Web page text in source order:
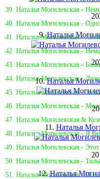
39. Наталья Могилевская -
40. Наталья Могилевская -
41. Наталья Могилевская -
42. Наталья Могилевская -
43. Наталья Могилевская -
44. Наталья Могилевская -
45. Наталья Могилевская - Зима
46. Наталья Могилевская -
47. Наталья Могилевская &
48. Наталья Могилевская - Я
49. Наталья Могилевская -
50. Наталья Могилевская -
51. Наталья Могилевская -
9.Наталья
10.Наталья
11. Наталья
12.Наталья